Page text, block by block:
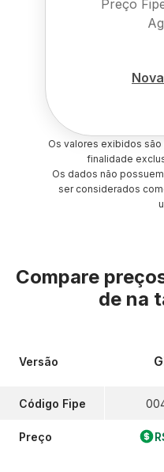
Preço
Os valores exibidos
finalidade
Os dados não
ser considerados
Compare
de na
Versão
Código Fipe
Preço